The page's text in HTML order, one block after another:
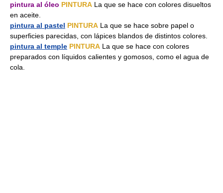
pintura al óleo PINTURA La que se hace con colores disueltos
en aceite.
pintura al pastel PINTURA La que se hace sobre papel o
superficies parecidas, con lápices blandos de distintos colores.
pintura al temple PINTURA La que se hace con colores
preparados con líquidos calientes y gomosos, como el agua de
cola.